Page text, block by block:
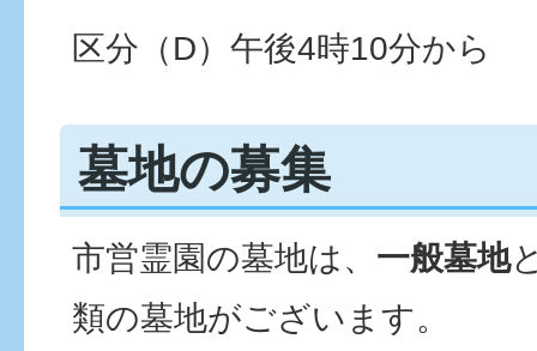
区分（D）午後4時10分から
墓地の募集
市営霊園の墓地は、 一般墓地
類の墓地がございます。